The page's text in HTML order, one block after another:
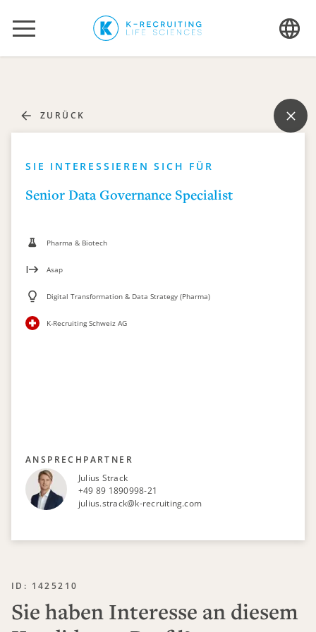
ZURÜCK
SIE INTERESSIEREN SICH FÜR
Senior Data Governance Specialist
Pharma & Biotech
Asap
Digital Transformation & Data Strategy (Pharma)
K-Recruiting Schweiz AG
ANSPRECHPARTNER
Julius Strack
+49 89 1890998-21
julius.strack@k-recruiting.com
ID: 1425210
Sie haben Interesse an diesem